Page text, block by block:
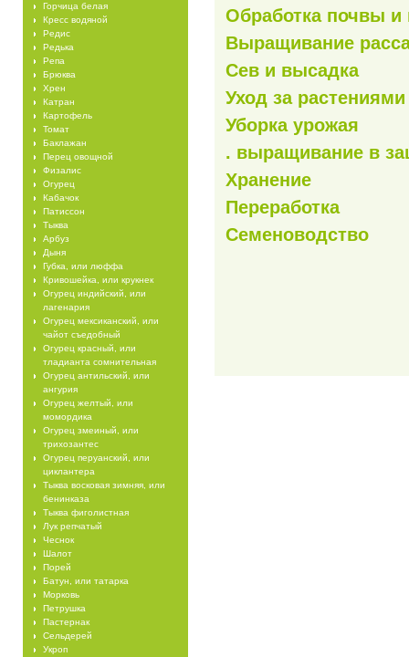
Горчица белая
Кресс водяной
Редис
Редька
Репа
Брюква
Хрен
Катран
Картофель
Томат
Баклажан
Перец овощной
Физалис
Огурец
Кабачок
Патиссон
Тыква
Арбуз
Дыня
Губка, или люффа
Кривошейка, или крукнек
Огурец индийский, или
лагенария
Огурец мексиканский, или
чайот съедобный
Огурец красный, или
тладианта сомнительная
Огурец антильский, или
ангурия
Огурец желтый, или
момордика
Огурец змеиный, или
трихозантес
Огурец перуанский, или
циклантера
Тыква восковая зимняя, или
бенинказа
Тыква фиголистная
Лук репчатый
Чеснок
Шалот
Порей
Батун, или татарка
Морковь
Петрушка
Пастернак
Сельдерей
Укроп
Обработка почвы и
Выращивание
Сев и высадка
Уход за растениями
Уборка урожая
. выращивание в
Хранение
Переработка
Семеноводство